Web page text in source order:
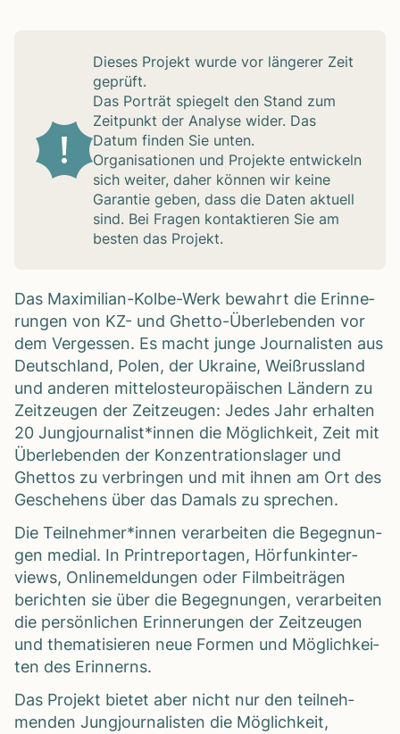
Die­ses Pro­jekt wurde vor län­ge­rer Zeit
geprüft.
Das Por­trät spie­gelt den Stand zum
Zeit­punkt der Ana­lyse wider. Das
Datum fin­den Sie unten.
Orga­ni­sa­tio­nen und Pro­jekte ent­wi­ckeln
sich wei­ter, daher kön­nen wir keine
Garan­tie geben, dass die Daten aktu­ell
sind. Bei Fra­gen kon­tak­tie­ren Sie am
bes­ten das Pro­jekt.
Das Maxi­mi­lian-Kolbe-Werk bewahrt die Erin­ne­
run­gen von KZ- und Ghetto-Über­le­ben­den vor
dem Ver­ges­sen. Es macht junge Jour­na­lis­ten aus
Deutsch­land, Polen, der Ukraine, Weiß­russ­land
und ande­ren mit­tel­ost­eu­ro­päi­schen Län­dern zu
Zeit­zeu­gen der Zeit­zeu­gen: Jedes Jahr erhal­ten
20 Jungjournalist*innen die Mög­lich­keit, Zeit mit
Über­le­ben­den der Kon­zen­tra­ti­ons­la­ger und
Ghet­tos zu ver­brin­gen und mit ihnen am Ort des
Gesche­hens über das Damals zu spre­chen.
Die Teilnehmer*innen ver­ar­bei­ten die Begeg­nun­
gen medial. In Print­re­por­ta­gen, Hör­funk­in­ter­
views, Online­mel­dun­gen oder Film­bei­trä­gen
berich­ten sie über die Begeg­nun­gen, ver­ar­bei­ten
die per­sön­li­chen Erin­ne­run­gen der Zeit­zeu­gen
und the­ma­ti­sie­ren neue For­men und Mög­lich­kei­
ten des Erin­nerns.
Das Pro­jekt bie­tet aber nicht nur den teil­neh­
men­den Jung­jour­na­lis­ten die Mög­lich­keit,